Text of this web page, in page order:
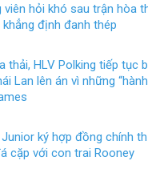
viên hỏi khó sau trận hòa
khẳng định đanh thép
thải, HLV Polking tiếp tục
Lan lên án vì những
ký hợp đồng chính
cặp với con trai Rooney